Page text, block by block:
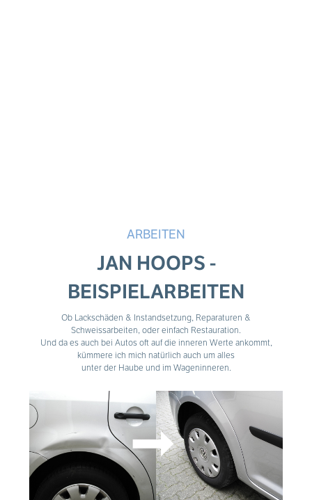
ARBEITEN
JAN HOOPS -
BEISPIELARBEITEN
Ob Lackschäden & Instandsetzung, Reparaturen &
Schweissarbeiten, oder einfach Restauration.
Und da es auch bei Autos oft auf die inneren Werte ankommt,
kümmere ich mich natürlich auch um alles
unter der Haube und im Wageninneren.